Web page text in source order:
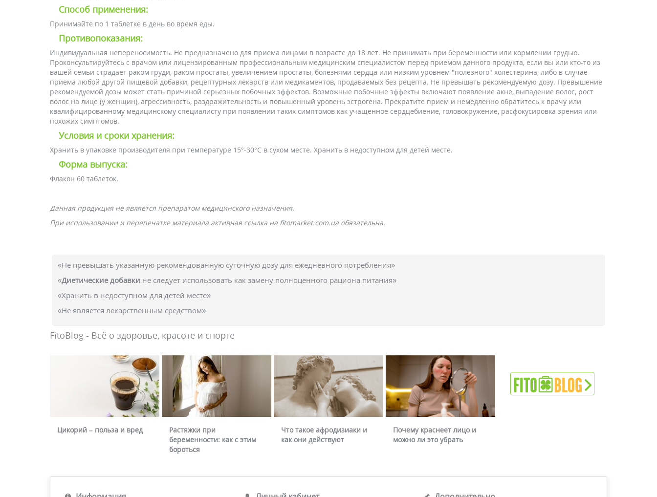
Способ применения:
Принимайте по 1 таблетке в день во время еды.
Противопоказания:
Индивидуальная непереносимость. Не предназначено для приема лицами в возрасте до 18 лет. Не принимать при беременности или кормлении грудью.
Проконсультируйтесь с врачом или лицензированным профессиональным медицинским специалистом перед приемом данного продукта, если вы или кто-то из
вашей семьи страдает раком груди, раком простаты, увеличением простаты, болезнями сердца или низким уровнем "полезного" холестерина, либо в случае
приема любой другой пищевой добавки, рецептурных лекарств или медикаментов, продаваемых без рецепта. Не превышать рекомендуемую дозу. Превышение
рекомендуемой дозы может стать причиной серьезных побочных эффектов. Возможные побочные эффекты включают появление акне, выпадение волос, рост
волос на лице (у женщин), агрессивность, раздражительность и повышенный уровень эстрогена. Прекратите прием и немедленно обратитесь к врачу или
квалифицированному медицинскому специалисту при появлении таких симптомов как учащенное сердцебиение, головокружение, расфокусировка зрения или
похожих симптомов.
Условия и сроки хранения:
Хранить в упаковке производителя при температуре 15°-30°С в сухом месте. Хранить в недоступном для детей месте.
Форма выпуска:
Флакон 60 таблеток.
Данная продукция не является препаратом медицинского назначения.
При использовании и перепечатке материала активная ссылка на fitomarket.com.ua обязательна.
«Не превышать указанную рекомендованную суточную дозу для ежедневного потребления»
«Диетические добавки не следует использовать как замену полноценного рациона питания»
«Хранить в недоступном для детей месте»
«Не является лекарственным средством»
FitoBlog - Всё о здоровье, красоте и спорте
Цикорий – польза и вред
Растяжки при
беременности: как с этим
бороться
Что такое афродизиаки и
как они действуют
Почему краснеет лицо и
можно ли это убрать